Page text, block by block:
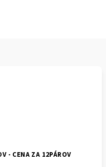
- CENA ZA 12PÁROV